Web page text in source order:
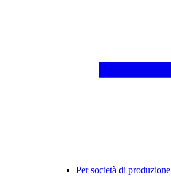
Per società di produzione